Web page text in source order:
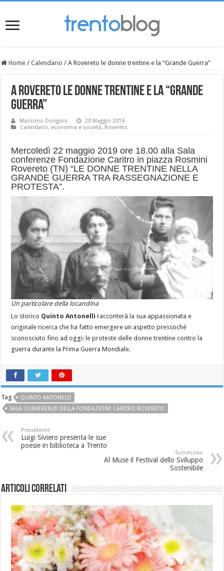
Home / Calendario / A Rovereto le donne trentine e la “Grande Guerra”
A Rovereto le donne trentine e la “Grande
Guerra”
Massimo Dorigoni
20 Maggio 2019
Calendario, economia e società, Rovereto
Mercoledì 22 maggio 2019 ore 18.00 alla Sala
conferenze Fondazione Caritro in piazza Rosmini
Rovereto (TN) “LE DONNE TRENTINE NELLA
GRANDE GUERRA TRA RASSEGNAZIONE E
PROTESTA”.
Un particolare della locandina
Lo storico Quinto Antonelli racconterà la sua appassionata e
originale ricerca che ha fatto emergere un aspetto pressoché
sconosciuto fino ad oggi: le proteste delle donne trentine contro la
guerra durante la Prima Guerra Mondiale.
Tag
QUINTO ANTONELLI
SALA CONFERENZE DELLA FONDAZIONE CARITRO ROVERETO
Precedente
Luigi Siviero presenta le sue
poesie in biblioteca a Trento
Successivo
Al Muse il Festival dello Sviluppo
Sostenibile
Articoli correlati